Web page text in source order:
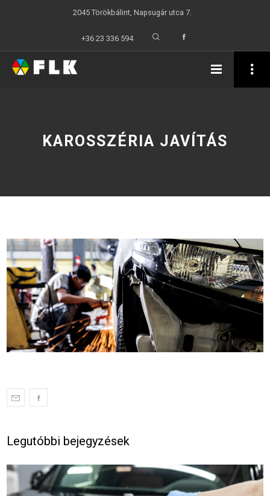
2045 Törökbálint, Napsugár utca 7.
+36 23 336 594
KAROSSZÉRIA JAVÍTÁS
Legutóbbi bejegyzések